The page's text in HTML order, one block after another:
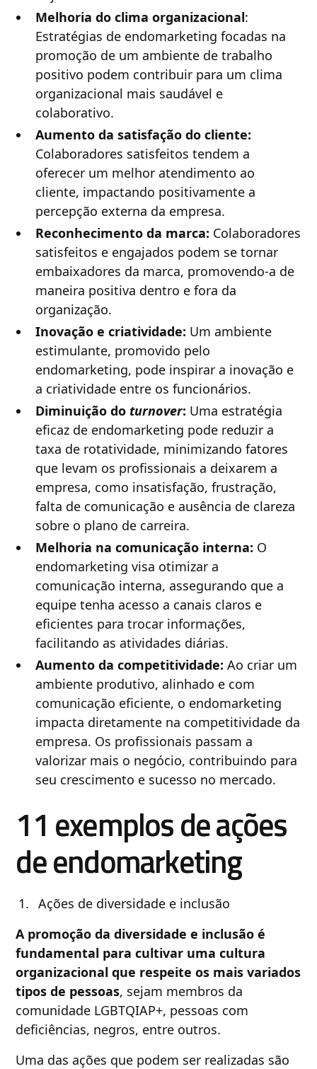
Melhoria do clima organizacional:
Estratégias de endomarketing focadas na
promoção de um ambiente de trabalho
positivo podem contribuir para um clima
organizacional mais saudável e
colaborativo.
Aumento da satisfação do cliente:
Colaboradores satisfeitos tendem a
oferecer um melhor atendimento ao
cliente, impactando positivamente a
percepção externa da empresa.
Reconhecimento da marca: Colaboradores
satisfeitos e engajados podem se tornar
embaixadores da marca, promovendo-a de
maneira positiva dentro e fora da
organização.
Inovação e criatividade: Um ambiente
estimulante, promovido pelo
endomarketing, pode inspirar a inovação e
a criatividade entre os funcionários.
Diminuição do turnover: Uma estratégia
eficaz de endomarketing pode reduzir a
taxa de rotatividade, minimizando fatores
que levam os profissionais a deixarem a
empresa, como insatisfação, frustração,
falta de comunicação e ausência de clareza
sobre o plano de carreira.
Melhoria na comunicação interna: O
endomarketing visa otimizar a
comunicação interna, assegurando que a
equipe tenha acesso a canais claros e
eficientes para trocar informações,
facilitando as atividades diárias.
Aumento da competitividade: Ao criar um
ambiente produtivo, alinhado e com
comunicação eficiente, o endomarketing
impacta diretamente na competitividade da
empresa. Os profissionais passam a
valorizar mais o negócio, contribuindo para
seu crescimento e sucesso no mercado.
11 exemplos de ações
de endomarketing
Ações de diversidade e inclusão
A promoção da diversidade e inclusão é
fundamental para cultivar uma cultura
organizacional que respeite os mais variados
tipos de pessoas, sejam membros da
comunidade LGBTQIAP+, pessoas com
deficiências, negros, entre outros.
Uma das ações que podem ser realizadas são